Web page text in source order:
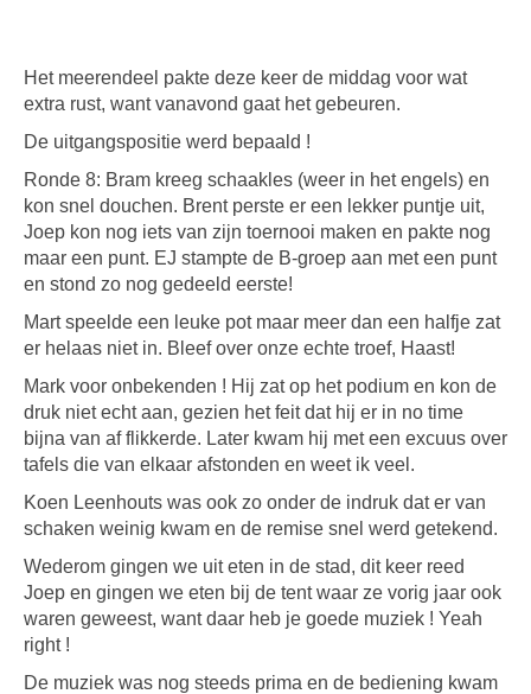
Het meerendeel pakte deze keer de middag voor wat
extra rust, want vanavond gaat het gebeuren.
De uitgangspositie werd bepaald !
Ronde 8: Bram kreeg schaakles (weer in het engels) en
kon snel douchen. Brent perste er een lekker puntje uit,
Joep kon nog iets van zijn toernooi maken en pakte nog
maar een punt. EJ stampte de B-groep aan met een punt
en stond zo nog gedeeld eerste!
Mart speelde een leuke pot maar meer dan een halfje zat
er helaas niet in. Bleef over onze echte troef, Haast!
Mark voor onbekenden ! Hij zat op het podium en kon de
druk niet echt aan, gezien het feit dat hij er in no time
bijna van af flikkerde. Later kwam hij met een excuus over
tafels die van elkaar afstonden en weet ik veel.
Koen Leenhouts was ook zo onder de indruk dat er van
schaken weinig kwam en de remise snel werd getekend.
Wederom gingen we uit eten in de stad, dit keer reed
Joep en gingen we eten bij de tent waar ze vorig jaar ook
waren geweest, want daar heb je goede muziek ! Yeah
right !
De muziek was nog steeds prima en de bediening kwam